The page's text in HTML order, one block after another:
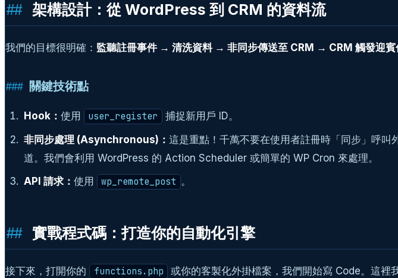
架構設計：從 WordPress 到 CRM 的資料流
我們的目標很明確： 監聽註冊事件 → 清洗資料 → 非同步傳送至 CRM → CRM 觸發迎賓
關鍵技術點
Hook： 使用 user_register
捕捉新用戶 ID。
非同步處理 (Asynchronous)： 這是重點！千萬不要在使用者註冊時「同步」呼
道。我們會利用 WordPress 的 Action Scheduler 或簡單的 WP Cron 來處理。
API 請求： 使用 wp_remote_post 。
實戰程式碼：打造你的自動化引擎
接下來，打開你的 functions.php 或你的客製化外掛檔案，我們開始寫 Code。這裡